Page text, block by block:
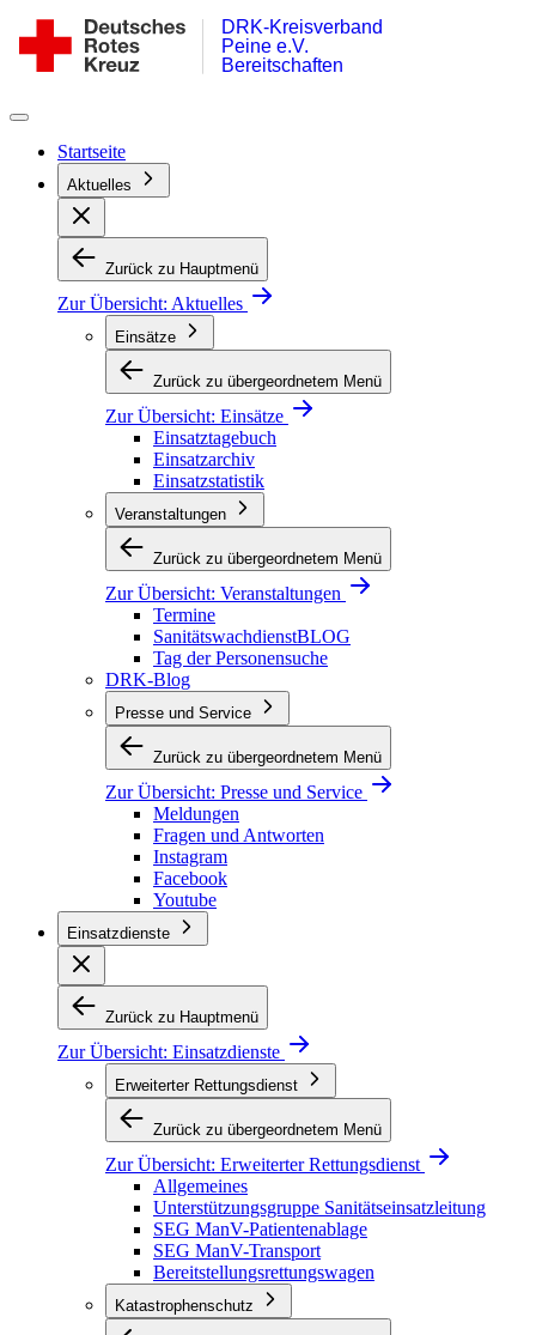
Inhalt
springen
Bereitschaft
Peine
Bereitschaften
Peine e.V.
DRK-Kreisverband
Startseite
Aktuelles
Zurück zu Hauptmenü
Zur Übersicht: Aktuelles
Einsätze
Zurück zu übergeordnetem Menü
Zur Übersicht: Einsätze
Einsatztagebuch
Einsatzarchiv
Einsatzstatistik
Veranstaltungen
Zurück zu übergeordnetem Menü
Zur Übersicht: Veranstaltungen
Termine
SanitätswachdienstBLOG
Tag der Personensuche
DRK-Blog
Presse und Service
Zurück zu übergeordnetem Menü
Zur Übersicht: Presse und Service
Meldungen
Fragen und Antworten
Instagram
Facebook
Youtube
Einsatzdienste
Zurück zu Hauptmenü
Zur Übersicht: Einsatzdienste
Erweiterter Rettungsdienst
Zurück zu übergeordnetem Menü
Zur Übersicht: Erweiterter Rettungsdienst
Allgemeines
Unterstützungsgruppe Sanitätseinsatzleitung
SEG ManV-Patientenablage
SEG ManV-Transport
Bereitstellungsrettungswagen
Katastrophenschutz